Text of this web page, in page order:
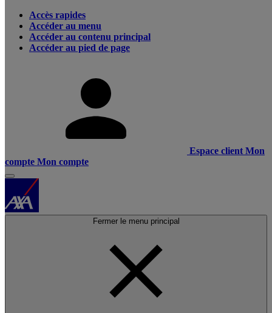
Accès rapides
Accéder au menu
Accéder au contenu principal
Accéder au pied de page
Espace client Mon
compte Mon compte
Fermer le menu principal